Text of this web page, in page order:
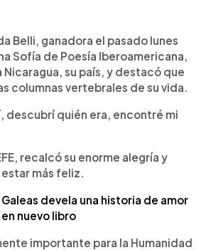
Belli, ganadora el pasado lunes
Sofía de Poesía Iberoamericana,
su país, y destacó que
columnas vertebrales de su vida.
descubrí quién era, encontré mi
recalcó su enorme alegría y
más feliz.
devela una historia de amor
nuevo libro
importante para la Humanidad